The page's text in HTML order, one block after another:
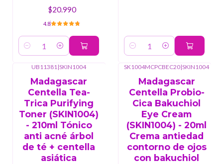
$20.990
4.8
Cantidad Cantidad
UB11381|SKIN1004
Madagascar
Centella Tea-
Trica Purifying
Toner (SKIN1004)
- 210ml Tónico
anti acné árbol
de té + centella
asiática
SK1004MCPCBEC20|SKIN1004
Madagascar
Centella Probio-
Cica Bakuchiol
Eye Cream
(SKIN1004) - 20ml
Crema antiedad
contorno de ojos
con bakuchiol